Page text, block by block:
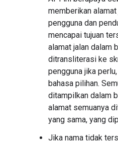
memberikan
pengguna dan
mencapai tujuan
alamat jalan dalam
ditransliterasi ke
pengguna jika
bahasa pilihan.
ditampilkan dalam
alamat semuanya
yang sama, yang
Jika nama tidak